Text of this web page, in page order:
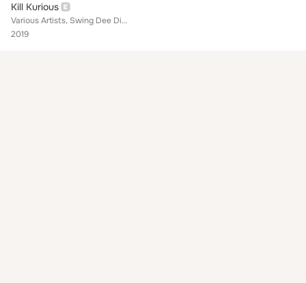
Kill Kurious
Various Artists, Swing Dee Diablo, The Archetype, Black Magik The Infidel feat. T.L.Creep and Dead Mike The Assassin, Finesse Wa...
2019